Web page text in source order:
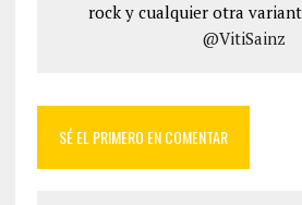
rock y cualquier otra
@VitiSainz
SÉ EL PRIMERO EN COMENTAR